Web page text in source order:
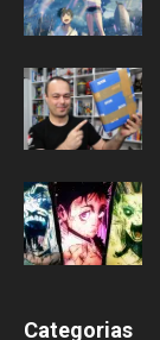
Categorias